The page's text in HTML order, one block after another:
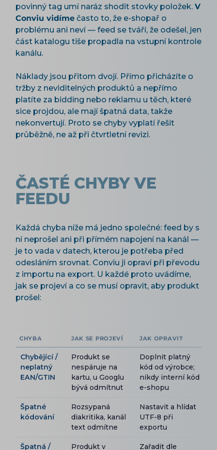
povinný tag umí naráz shodit stovky položek. V
Conviu vidíme často to, že e-shopař o
problému ani neví — feed se tváří, že odešel, jen
část katalogu tiše propadla na vstupní kontrole
kanálu.
Náklady jsou přitom dvojí. Přímo přicházíte o
tržby z neviditelných produktů a nepřímo
platíte za bidding nebo reklamu u těch, které
sice projdou, ale mají špatná data, takže
nekonvertují. Proto se chyby vyplatí řešit
průběžně, ne až při čtvrtletní revizi.
ČASTÉ CHYBY VE
FEEDU
Každá chyba níže má jedno společné: feed by s
ní neprošel ani při přímém napojení na kanál —
je to vada v datech, kterou je potřeba před
odesláním srovnat. Conviu ji opraví při převodu
z importu na export. U každé proto uvádíme,
jak se projeví a co se musí opravit, aby produkt
prošel:
CHYBA JAK SE PROJEVÍ JAK OPRAVIT
Chybějící /
neplatný
EAN/GTIN
Produkt se
nespáruje na
kartu, u Googlu
bývá odmítnut
Doplnit platný
kód od výrobce;
nikdy interní kód
e-shopu
Špatné
kódování
Rozsypaná
diakritika, kanál
text odmítne
Nastavit a hlídat
UTF-8 při
exportu
Špatná /
Produkt v
Zařadit dle